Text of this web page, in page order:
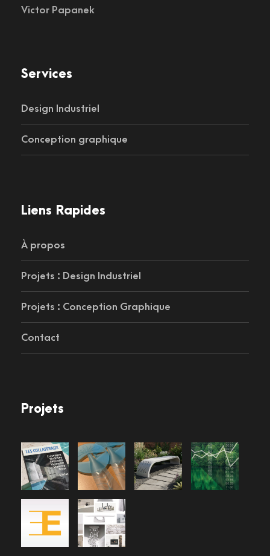
Victor Papanek
Services
Design Industriel
Conception graphique
Liens Rapides
À propos
Projets : Design Industriel
Projets : Conception Graphique
Contact
Projets